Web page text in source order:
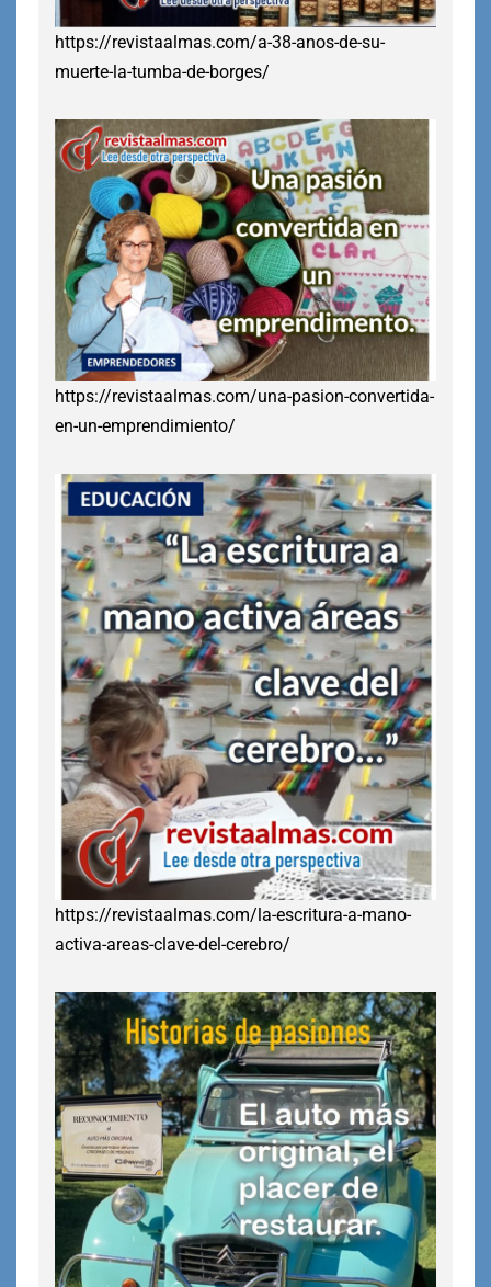
https://revistaalmas.com/a-38-anos-de-su-
muerte-la-tumba-de-borges/
https://revistaalmas.com/una-pasion-convertida-
en-un-emprendimiento/
https://revistaalmas.com/la-escritura-a-mano-
activa-areas-clave-del-cerebro/